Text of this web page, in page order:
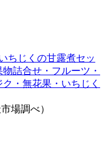
ちじくの甘露煮セッ
詰合せ・フルーツ・
・無花果・いちじく
場調べ）